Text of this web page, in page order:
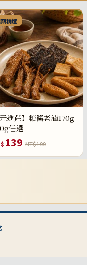
精選
元進莊】糖醬老滷170g-
任選
139 NT$199